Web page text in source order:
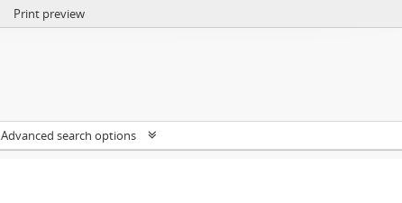
Print preview
Advanced search options